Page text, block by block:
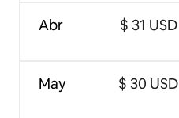
Abr
May
$ 31 USD
$ 30 USD